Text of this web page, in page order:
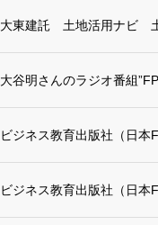
大東建託 土地活用ナビ